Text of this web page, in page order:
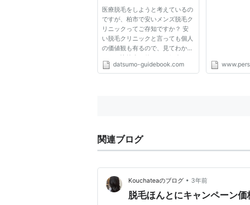
気になる料金・評判を徹底比
較してみた〜
医療脱毛をしようと考えているの
ですが、柏市で安いメンズ脱毛ク
リニックってご存知ですか？ 安
い脱毛クリニックと言っても個人
の価値観も有るので、見てわかる
ように比較表を使ってご紹介しま
すね！ ありがとうございます。
datsumo-guidebook.com
関連ブログ
Kouchateaのブログ • 3年前
脱毛ほんとにキャンペーン価